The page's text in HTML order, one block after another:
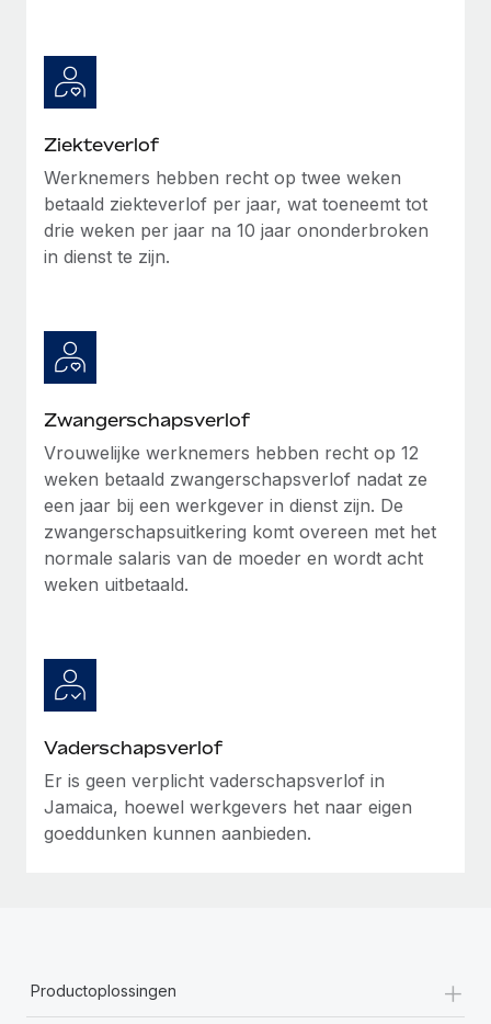
Eenvoudig secundaire arbeidsvoorwaarden
beheren
Meer informatie
Productupdates van Remote: Gusto- en Xero-
Het blijft de missie van Remote om alle soorten bedrijven
te helpen bij het aannemen, beheren en...
Meer informatie
Phiture, een toonaangevende leider in de wereldwijde
mobiele groeiadviessector, zet zich sinds 2016...
Meer informatie
Ziekteverlof
Werknemers hebben recht op twee weken
betaald ziekteverlof per jaar, wat toeneemt tot
drie weken per jaar na 10 jaar ononderbroken
in dienst te zijn.
Zwangerschapsverlof
Vrouwelijke werknemers hebben recht op 12
weken betaald zwangerschapsverlof nadat ze
een jaar bij een werkgever in dienst zijn. De
zwangerschapsuitkering komt overeen met het
normale salaris van de moeder en wordt acht
weken uitbetaald.
Vaderschapsverlof
Er is geen verplicht vaderschapsverlof in
Jamaica, hoewel werkgevers het naar eigen
goeddunken kunnen aanbieden.
Productoplossingen +